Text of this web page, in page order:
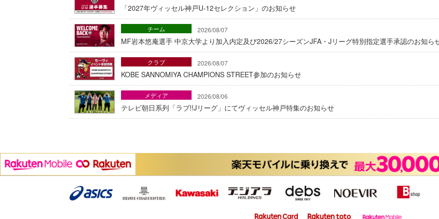
「2027年ヴィッセル神戸U-12セレクション」のお知らせ
2026/08/07
MF岩本悠庵選手 中京大学より加入内定及び2026/27シーズンJFA・Jリーグ特別指定選手承認のお知ら
チーム
2026/08/07
KOBE SANNOMIYA CHAMPIONS STREET参加のお知らせ
クラブ
2026/08/06
テレビ朝日系列「ラブ!!Jリーグ」にてヴィッセル神戸特集のお知らせ
メディア